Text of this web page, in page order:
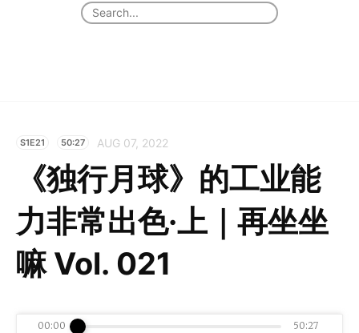
S1E21 50:27 AUG 07, 2022
《独行月球》的工业能
力非常出色·上｜再坐坐
嘛 Vol. 021
00:00 50:27